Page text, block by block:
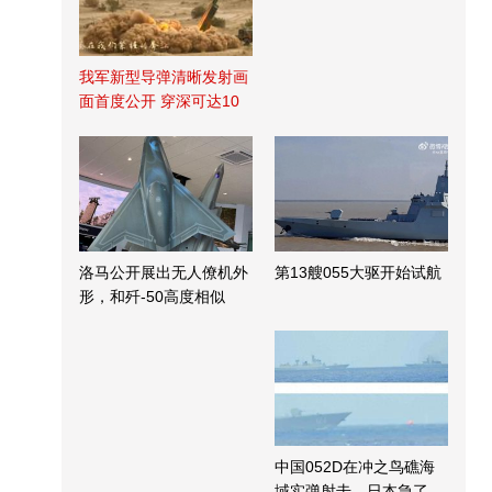
我军新型导弹清晰发射画
面首度公开 穿深可达10
洛马公开展出无人僚机外
形，和歼-50高度相似
第13艘055大驱开始试航
中国052D在冲之鸟礁海